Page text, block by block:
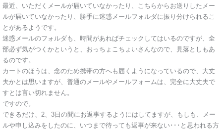
最近、いただくメールが届いていなかったり、こちらからお送りしたメー
ルが届いていなかったり、勝手に迷惑メールフォルダに振り分けられるこ
とがあるようです。
迷惑メールのフォルダも、時間があればチェックしてはいるのですが、全
部必ず気がつくかというと、おっちょこちょいさんなので、見落としもあ
るのです。
カートのほうは、念のため携帯の方へも届くようになっているので、大丈
夫かとは思いますが、普通のメールやメールフォームは、完全に大丈夫で
すとは言い切れません。
ですので。
できるだけ、2、3日の間にお返事するようにはしてますが、もしも、メー
ルや申し込みをしたのに、いつまで待っても返事が来ない･･･と思われる方